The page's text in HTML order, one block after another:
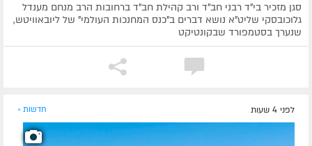
סגן מזכיר בי"ד רבני חב"ד ורב קהילת חב"ד ברחובות הרב מנחם מענדל
גלוכובסקי שליט"א נושא דברים ב"כנס המחנכות העולמי" של ליובאוויטש,
שנערך בסטמפורד שבקונטיקט
לפני 4 שעות חדשות »